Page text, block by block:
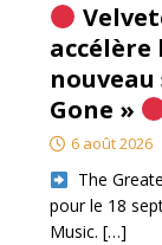
accélère
nouveau
Gone »
6 août 2026
The
pour le 18
Music. […]